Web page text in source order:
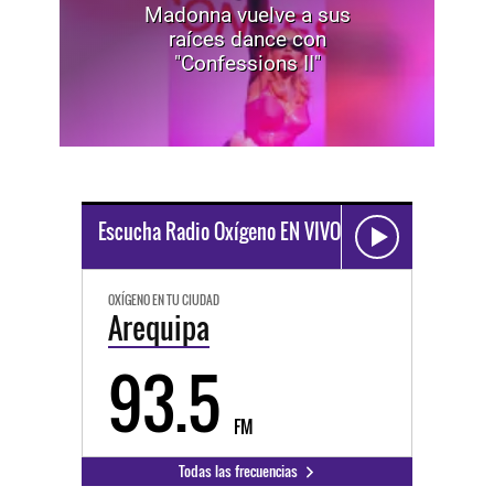
Madonna vuelve a sus
raíces dance con
"Confessions II"
Escucha Radio Oxígeno EN VIVO
OXÍGENO EN TU CIUDAD
Arequipa
93.5 FM
Todas las frecuencias